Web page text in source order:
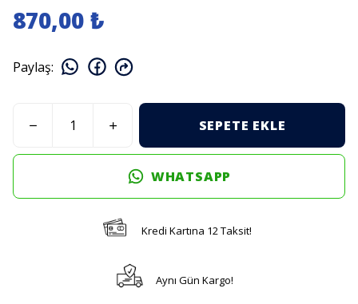
870,00 ₺
Paylaş:
SEPETE EKLE
WHATSAPP
Kredi Kartına 12 Taksit!
Aynı Gün Kargo!